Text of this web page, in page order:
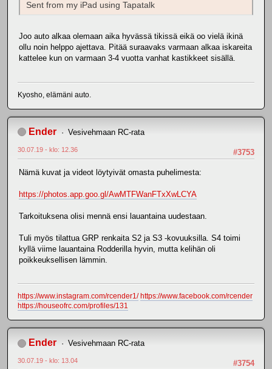
Sent from my iPad using Tapatalk
Joo auto alkaa olemaan aika hyvässä tikissä eikä oo vielä ikinä
ollu noin helppo ajettava. Pitää suraavaks varmaan alkaa iskareita
kattelee kun on varmaan 3-4 vuotta vanhat kastikkeet sisällä.
Kyosho, elämäni auto.
Ender Vesivehmaan RC-rata
#3753
30.07.19 - klo: 12.36
Nämä kuvat ja videot löytyivät omasta puhelimesta:
https://photos.app.goo.gl/AwMTFWanFTxXwLCYA
Tarkoituksena olisi mennä ensi lauantaina uudestaan.
Tuli myös tilattua GRP renkaita S2 ja S3 -kovuuksilla. S4 toimi
kyllä viime lauantaina Rodderilla hyvin, mutta kelihän oli
poikkeuksellisen lämmin.
https://www.instagram.com/rcender1/ https://www.facebook.com/rcender
https://houseofrc.com/profiles/131
Ender Vesivehmaan RC-rata
#3754
30.07.19 - klo: 13.04